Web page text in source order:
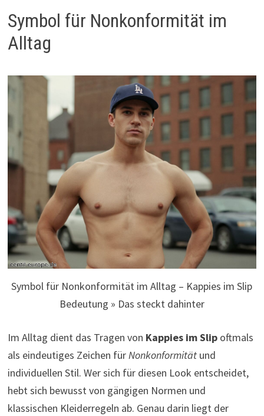
Symbol für Nonkonformität im
Alltag
Symbol für Nonkonformität im Alltag – Kappies im Slip
Bedeutung » Das steckt dahinter
Im Alltag dient das Tragen von Kappies im Slipoftmals
als eindeutiges Zeichen fürNonkonformitätund
individuellen Stil. Wer sich für diesen Look entscheidet,
hebt sich bewusst von gängigen Normen und
klassischen Kleiderregeln ab. Genau darin liegt der